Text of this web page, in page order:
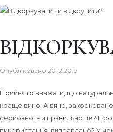
Опубліковано 20.12.2019
Прийнято вважати, що
краще вино. А вино,
серйозно. Чи правильно це? Про
використання, виправдано? У